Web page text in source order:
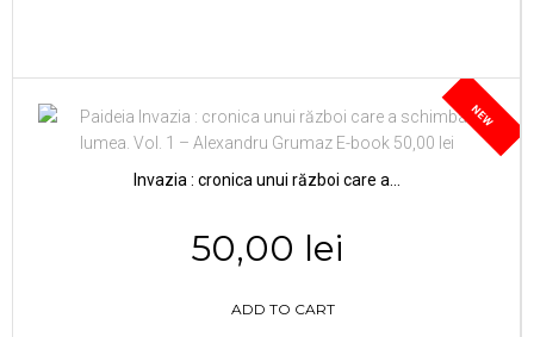
NEW
Invazia : cronica unui război care a...
50,00 lei
ADD TO CART